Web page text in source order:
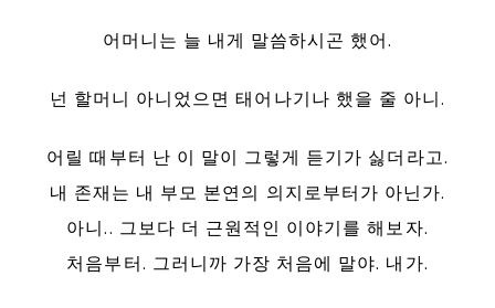
어머니는 늘 내게 말씀하시곤 했어.
넌 할머니 아니었으면 태어나기나 했을 줄 아니.
어릴 때부터 난 이 말이 그렇게 듣기가 싫더라고.
내 존재는 내 부모 본연의 의지로부터가 아닌가.
아니.. 그보다 더 근원적인 이야기를 해보자.
처음부터. 그러니까 가장 처음에 말야. 내가.